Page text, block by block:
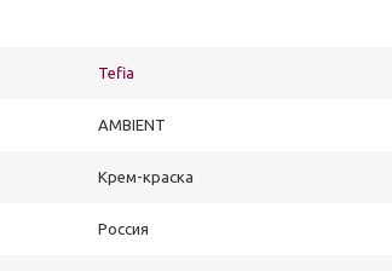
Tefia
AMBIENT
Крем-краска
Россия